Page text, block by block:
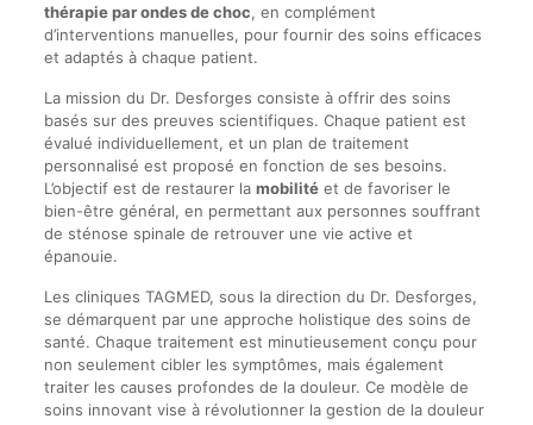
thérapie par ondes de choc, en complément
d’interventions manuelles, pour fournir des soins efficaces
et adaptés à chaque patient.
La mission du Dr. Desforges consiste à offrir des soins
basés sur des preuves scientifiques. Chaque patient est
évalué individuellement, et un plan de traitement
personnalisé est proposé en fonction de ses besoins.
L’objectif est de restaurer la mobilitéet de favoriser le
bien-être général, en permettant aux personnes souffrant
de sténose spinale de retrouver une vie active et
épanouie.
Les cliniques TAGMED, sous la direction du Dr. Desforges,
se démarquent par une approche holistique des soins de
santé. Chaque traitement est minutieusement conçu pour
non seulement cibler les symptômes, mais également
traiter les causes profondes de la douleur. Ce modèle de
soins innovant vise à révolutionner la gestion de la douleur